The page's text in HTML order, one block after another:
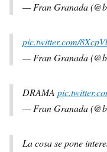
— Fran Granada
pic.twitter.com/
— Fran Granada
DRAMA
— Fran Granada
La cosa se pone